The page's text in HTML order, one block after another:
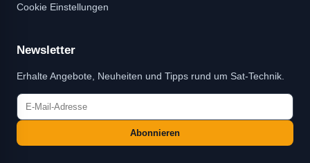
Cookie Einstellungen
Newsletter
Erhalte Angebote, Neuheiten und Tipps rund um Sat-Technik.
Abonnieren